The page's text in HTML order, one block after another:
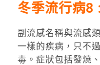
冬季流行病8
副流感名稱與流感
一樣的疾病，只不
毒。症狀包括發燒